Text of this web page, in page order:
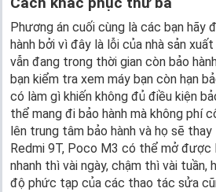
Phương án cuối cùng là các bạn hãy
hành bởi vì đây là lỗi của nhà sản
vẫn đang trong thời gian còn bảo
bạn kiểm tra xem máy bạn còn hạn
có làm gì khiến không đủ điều kiện
thể mang đi bảo hành mà không phí
lên trung tâm bảo hành và họ sẽ
Redmi 9T, Poco M3 có thể mở được
nhanh thì vài ngày, chậm thì vài tuần,
độ phức tạp của các thao tác sửa